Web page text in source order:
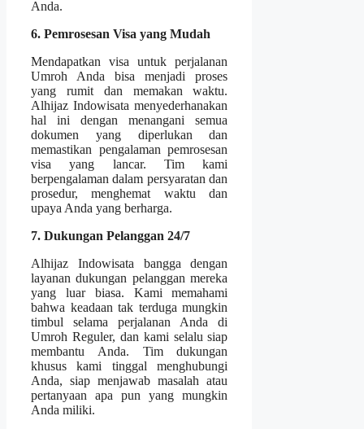
Anda.
6. Pemrosesan Visa yang Mudah
Mendapatkan visa untuk perjalanan
Umroh Anda bisa menjadi proses
yang rumit dan memakan waktu.
Alhijaz Indowisata menyederhanakan
hal ini dengan menangani semua
dokumen yang diperlukan dan
memastikan pengalaman pemrosesan
visa yang lancar. Tim kami
berpengalaman dalam persyaratan dan
prosedur, menghemat waktu dan
upaya Anda yang berharga.
7. Dukungan Pelanggan 24/7
Alhijaz Indowisata bangga dengan
layanan dukungan pelanggan mereka
yang luar biasa. Kami memahami
bahwa keadaan tak terduga mungkin
timbul selama perjalanan Anda di
Umroh Reguler, dan kami selalu siap
membantu Anda. Tim dukungan
khusus kami tinggal menghubungi
Anda, siap menjawab masalah atau
pertanyaan apa pun yang mungkin
Anda miliki.